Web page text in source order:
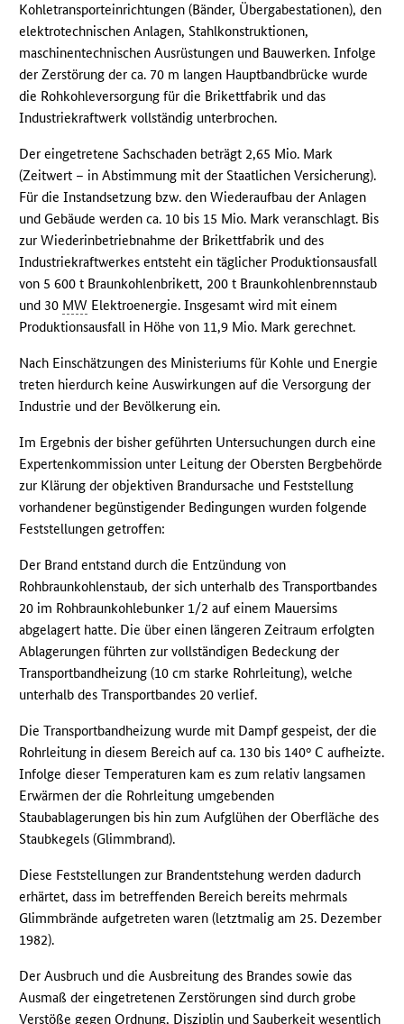
Kohletransporteinrichtungen (Bänder, Übergabestationen), den
elektrotechnischen Anlagen, Stahlkonstruktionen,
maschinentechnischen Ausrüstungen und Bauwerken. Infolge
der Zerstörung der ca. 70 m langen Hauptbandbrücke wurde
die Rohkohleversorgung für die Brikettfabrik und das
Industriekraftwerk vollständig unterbrochen.
Der eingetretene Sachschaden beträgt 2,65 Mio. Mark
(Zeitwert – in Abstimmung mit der Staatlichen Versicherung).
Für die Instandsetzung bzw. den Wiederaufbau der Anlagen
und Gebäude werden ca. 10 bis 15 Mio. Mark veranschlagt. Bis
zur Wiederinbetriebnahme der Brikettfabrik und des
Industriekraftwerkes entsteht ein täglicher Produktionsausfall
von 5 600 t Braunkohlenbrikett, 200 t Braunkohlenbrennstaub
und 30 MW Elektroenergie. Insgesamt wird mit einem
Produktionsausfall in Höhe von 11,9 Mio. Mark gerechnet.
Nach Einschätzungen des Ministeriums für Kohle und Energie
treten hierdurch keine Auswirkungen auf die Versorgung der
Industrie und der Bevölkerung ein.
Im Ergebnis der bisher geführten Untersuchungen durch eine
Expertenkommission unter Leitung der Obersten Bergbehörde
zur Klärung der objektiven Brandursache und Feststellung
vorhandener begünstigender Bedingungen wurden folgende
Feststellungen getroffen:
Der Brand entstand durch die Entzündung von
Rohbraunkohlenstaub, der sich unterhalb des Transportbandes
20 im Rohbraunkohlebunker 1/2 auf einem Mauersims
abgelagert hatte. Die über einen längeren Zeitraum erfolgten
Ablagerungen führten zur vollständigen Bedeckung der
Transportbandheizung (10 cm starke Rohrleitung), welche
unterhalb des Transportbandes 20 verlief.
Die Transportbandheizung wurde mit Dampf gespeist, der die
Rohrleitung in diesem Bereich auf ca. 130 bis 140° C aufheizte.
Infolge dieser Temperaturen kam es zum relativ langsamen
Erwärmen der die Rohrleitung umgebenden
Staubablagerungen bis hin zum Aufglühen der Oberfläche des
Staubkegels (Glimmbrand).
Diese Feststellungen zur Brandentstehung werden dadurch
erhärtet, dass im betreffenden Bereich bereits mehrmals
Glimmbrände aufgetreten waren (letztmalig am 25. Dezember
1982).
Der Ausbruch und die Ausbreitung des Brandes sowie das
Ausmaß der eingetretenen Zerstörungen sind durch grobe
Verstöße gegen Ordnung, Disziplin und Sauberkeit wesentlich